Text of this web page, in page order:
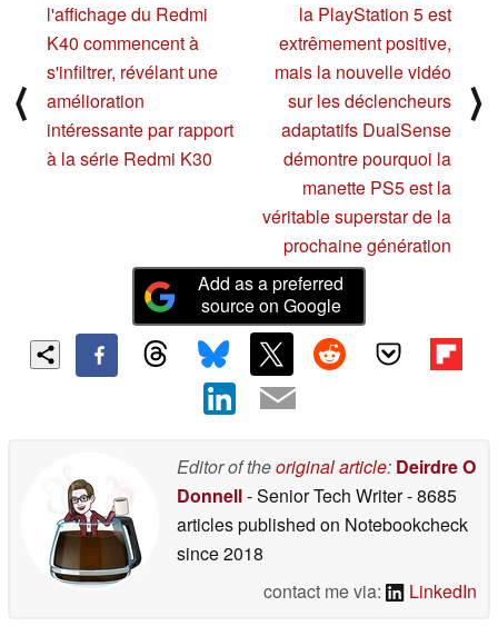
⟨
l'affichage du Redmi
K40 commencent à
s'infiltrer, révélant une
amélioration
intéressante par rapport
à la série Redmi K30
la PlayStation 5 est
extrêmement positive,
mais la nouvelle vidéo
sur les déclencheurs
adaptatifs DualSense
démontre pourquoi la
manette PS5 est la
véritable superstar de la
prochaine génération
⟩
Add as a preferred
source on Google
Editor of theoriginal article: Deirdre O
Donnell- Senior Tech Writer- 8685
articles published on Notebookcheck
since 2018
contact me via:
LinkedIn